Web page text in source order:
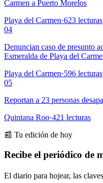
Carmen a Puerto Morelos
Playa del Carmen·623 lecturas
04
Denuncian caso de presunto
Esmeralda de Playa del
Playa del Carmen·596 lecturas
05
Reportan a 23 personas
Quintana Roo·421 lecturas
📰 Tu edición de hoy
Recibe el periódico de
El diario para hojear, las